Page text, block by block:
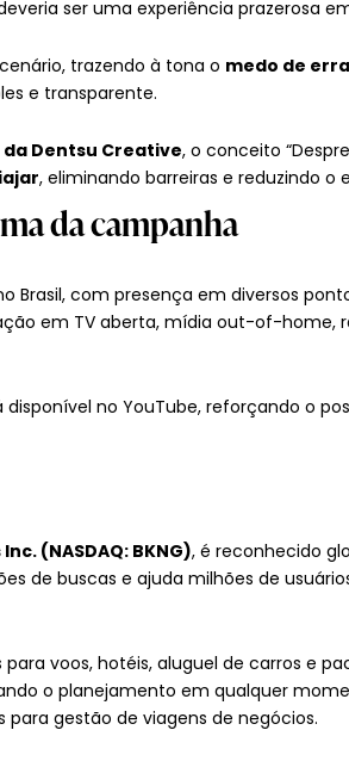
ser uma experiência prazerosa
trazendo à tona o medo de
e transparente.
Dentsu Creative, o conceito
, eliminando barreiras e reduzindo o
da campanha
Brasil, com presença em diversos
em TV aberta, mídia out-of-home,
no YouTube, reforçando o
(NASDAQ: BKNG), é reconhecido
de buscas e ajuda milhões de
voos, hotéis, aluguel de carros e
o planejamento em qualquer
gestão de viagens de negócios.